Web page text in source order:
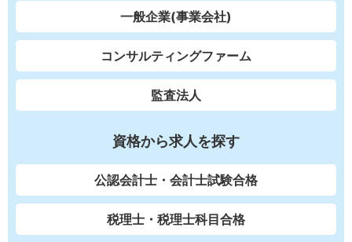
一般企業(事業会社)
コンサルティングファーム
監査法人
資格から求人を探す
公認会計士・会計士試験合格
税理士・税理士科目合格